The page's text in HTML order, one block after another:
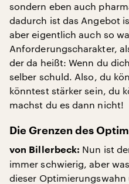
sondern eben auch
dadurch ist das Angebot
aber eigentlich auch so
Anforderungscharakter,
der da heißt: Wenn du
selber schuld. Also, du
könntest stärker sein, du
machst du es dann nicht!
Die Grenzen des
von Billerbeck: Nun ist
immer schwierig, aber
dieser